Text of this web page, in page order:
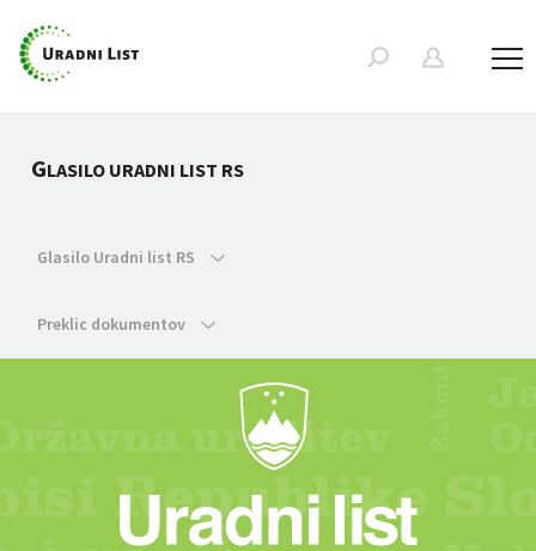
GLASILO URADNI LIST RS
Glasilo Uradni list RS
Preklic dokumentov